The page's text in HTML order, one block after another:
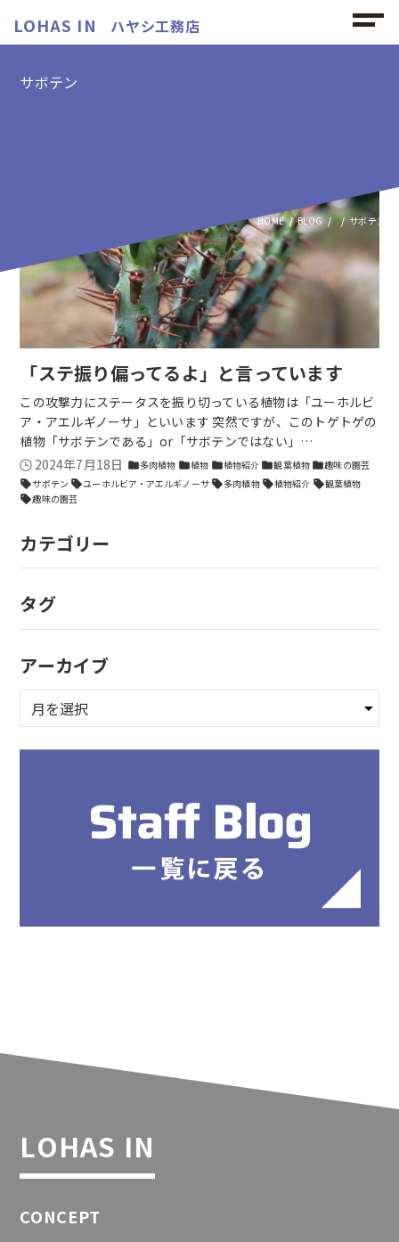
LOHAS IN ハヤシ工務店
サボテン
HOME BLOG サボテン
「ステ振り偏ってるよ」と言っています
この攻撃力にステータスを振り切っている植物は「ユーホルビ
ア・アエルギノーサ」といいます 突然ですが、このトゲトゲの
植物「サボテンである」or「サボテンではない」…
2024年7月18日 folder多肉植物 folder植物 folder植物紹介 folder観葉植物 folder趣味の園芸
sellサボテン sellユーホルビア・アエルギノーサ sell多肉植物 sell植物紹介 sell観葉植物
sell趣味の園芸
カテゴリー
タグ
アーカイブ
LOHAS IN
CONCEPT